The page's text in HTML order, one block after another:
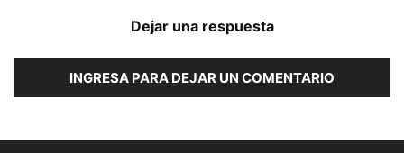
Dejar una respuesta
INGRESA PARA DEJAR UN COMENTARIO